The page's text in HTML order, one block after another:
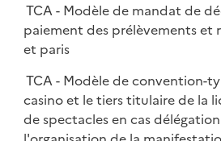
TCA - Modèle de mandat de
paiement des prélèvements et
et paris
TCA - Modèle de convention-
casino et le tiers titulaire de la
de spectacles en cas